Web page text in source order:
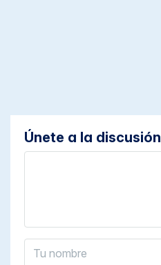
Únete a la discusión